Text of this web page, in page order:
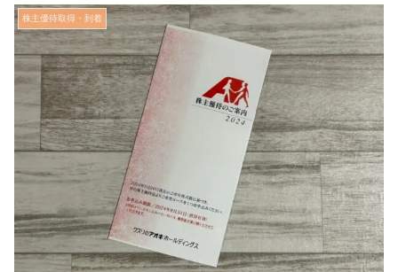
株主優待取得・到着